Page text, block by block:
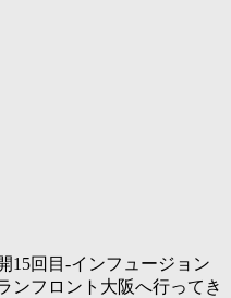
15回目-インフュージョン
ンフロント大阪へ行ってき